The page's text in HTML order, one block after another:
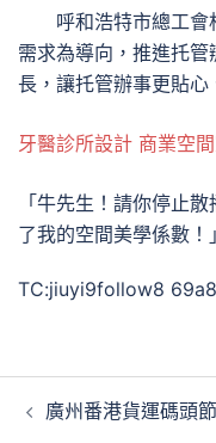
呼和浩特市總工會
需求為導向，推進托
長，讓托管辦事更貼心
牙醫診所設計 商業空
「牛先生！請你停止
了我的空間美學係數！」
TC:jiuyi9follow8
章
廣州番港貨運碼頭